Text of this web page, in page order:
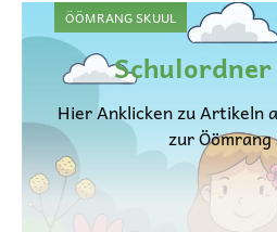
ÖÖMRANG SKUUL
Hier Anklicken zu Artikeln
zur Öömrang